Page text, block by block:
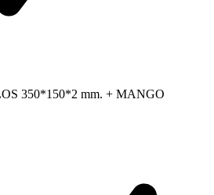
350*150*2 mm. + MANGO